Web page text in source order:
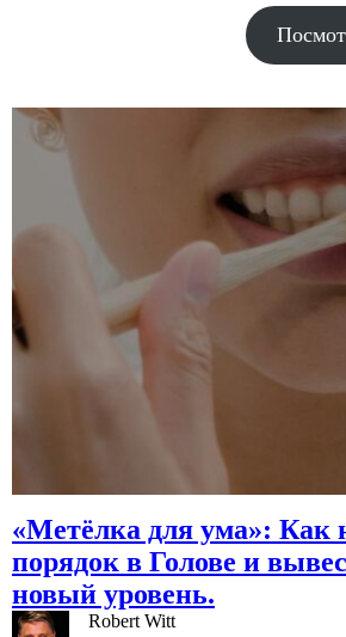
«Метёлка для ума»: Как
порядок в Голове и
новый уровень.
Robert Witt